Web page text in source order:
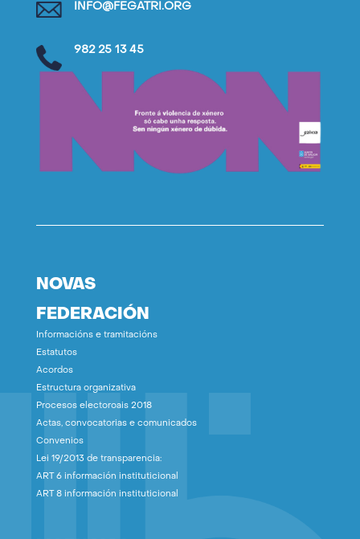
INFO@FEGATRI.ORG
982 25 13 45
NOVAS
FEDERACIÓN
Informacións e tramitacións
Estatutos
Acordos
Estructura organizativa
Procesos electoroais 2018
Actas, convocatorias e comunicados
Convenios
Lei 19/2013 de transparencia:
ART 6 información instituticional
ART 8 información instituticional